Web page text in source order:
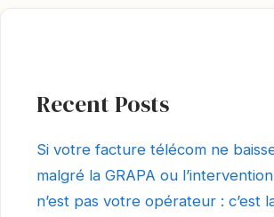
Recent Posts
Si votre facture télécom ne
malgré la GRAPA ou
n’est pas votre opérateur : c’est